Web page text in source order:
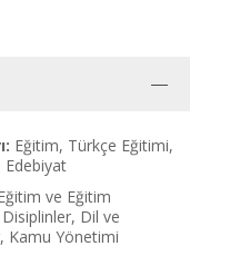
Eğitim, Türkçe Eğitimi,
Edebiyat
ve Eğitim
Dil ve
Kamu Yönetimi